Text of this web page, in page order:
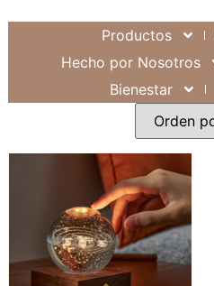
Productos
Hecho por Nosotros
Bienestar